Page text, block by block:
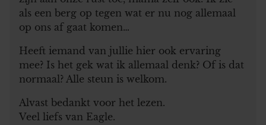
als een berg op tegen wat er nu nog allemaal
op ons af gaat komen…
Heeft iemand van jullie hier ook ervaring
mee? Is het gek wat ik allemaal denk? Of is dat
normaal? Alle steun is welkom.
Alvast bedankt voor het lezen.
Veel liefs van Eagle.